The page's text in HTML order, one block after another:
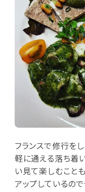
フランスで修行を
軽に通える落ち着
い見て楽しむこと
アップしているの